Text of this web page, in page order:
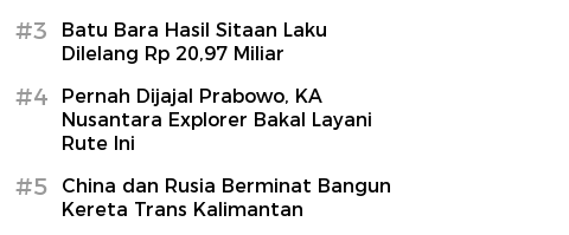
#3
Batu Bara Hasil Sitaan Laku
Dilelang Rp 20,97 Miliar
#4
Pernah Dijajal Prabowo, KA
Nusantara Explorer Bakal Layani
Rute Ini
#5
China dan Rusia Berminat Bangun
Kereta Trans Kalimantan